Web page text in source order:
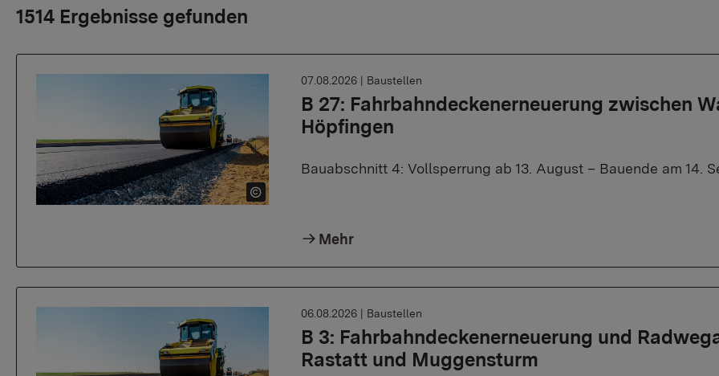
1514 Ergebnisse gefunden
B 27: Fahrbahndeckenerneuerung zwischen
Höpfingen
07.08.2026 | Baustellen
Bauabschnitt 4: Vollsperrung ab 13. August – Bauende am 14.
Mehr
B 3: Fahrbahndeckenerneuerung und
Rastatt und Muggensturm
06.08.2026 | Baustellen